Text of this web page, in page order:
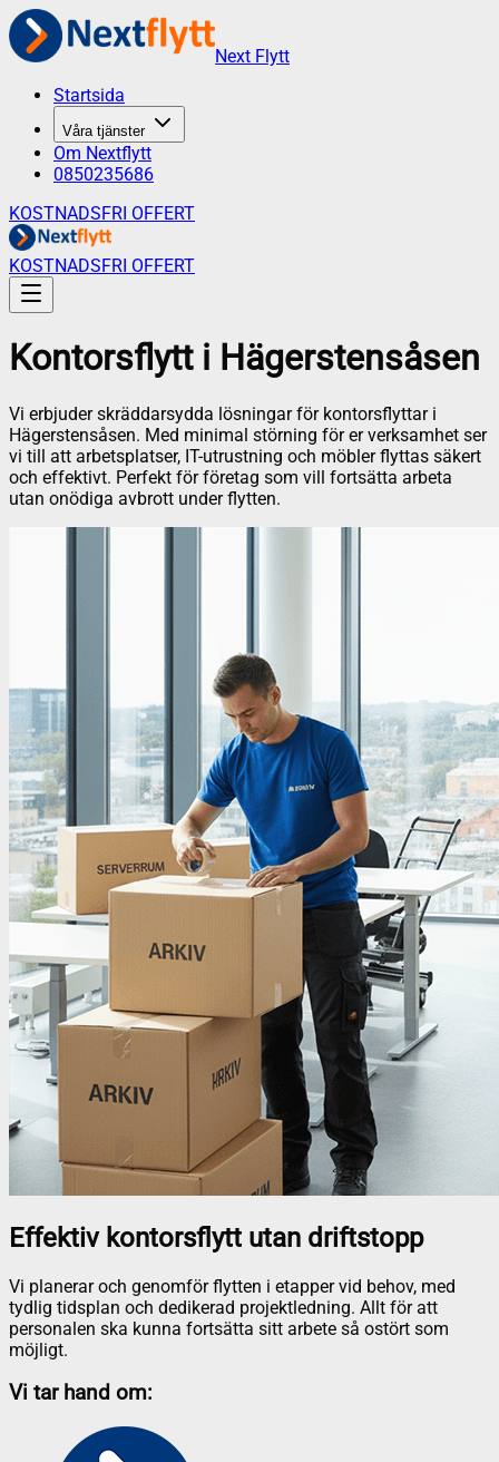
Next Flytt
Startsida
Våra tjänster
Om Nextflytt
0850235686
KOSTNADSFRI OFFERT
KOSTNADSFRI OFFERT
Kontorsflytt i Hägerstensåsen
Vi erbjuder skräddarsydda lösningar för kontorsflyttar i
Hägerstensåsen. Med minimal störning för er verksamhet ser
vi till att arbetsplatser, IT-utrustning och möbler flyttas säkert
och effektivt. Perfekt för företag som vill fortsätta arbeta
utan onödiga avbrott under flytten.
Effektiv kontorsflytt utan driftstopp
Vi planerar och genomför flytten i etapper vid behov, med
tydlig tidsplan och dedikerad projektledning. Allt för att
personalen ska kunna fortsätta sitt arbete så ostört som
möjligt.
Vi tar hand om: